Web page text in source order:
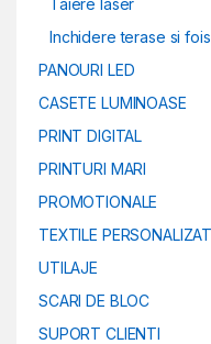
Taiere laser
Inchidere terase si
PANOURI LED
CASETE LUMINOASE
PRINT DIGITAL
PRINTURI MARI
PROMOTIONALE
TEXTILE
UTILAJE
SCARI DE BLOC
SUPORT CLIENTI